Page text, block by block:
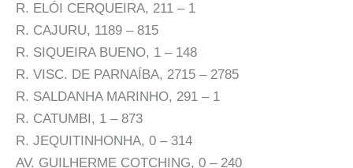
R. ELÓI CERQUEIRA, 211 – 1
R. CAJURU, 1189 – 815
R. SIQUEIRA BUENO, 1 – 148
R. VISC. DE PARNAÍBA, 2715 – 2785
R. SALDANHA MARINHO, 291 – 1
R. CATUMBI, 1 – 873
R. JEQUITINHONHA, 0 – 314
AV. GUILHERME COTCHING, 0 – 240